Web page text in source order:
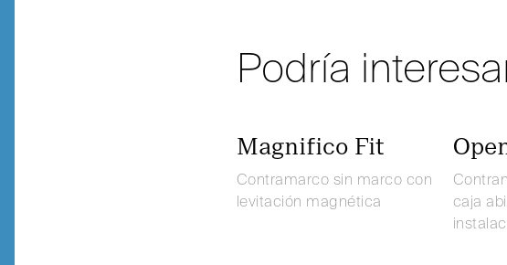
Podría
Magnifico Fit
Contramarco sin marco con
levitación magnética
caja